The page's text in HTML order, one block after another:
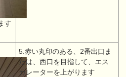
す
5.赤い丸印のある、2番出口ま
たは、西口を目指して、エス
カレーターを上がります